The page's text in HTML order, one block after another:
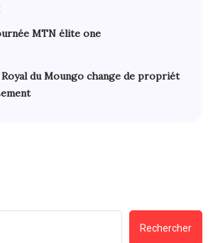
MTN élite one
du Moungo change de propriét
Rechercher